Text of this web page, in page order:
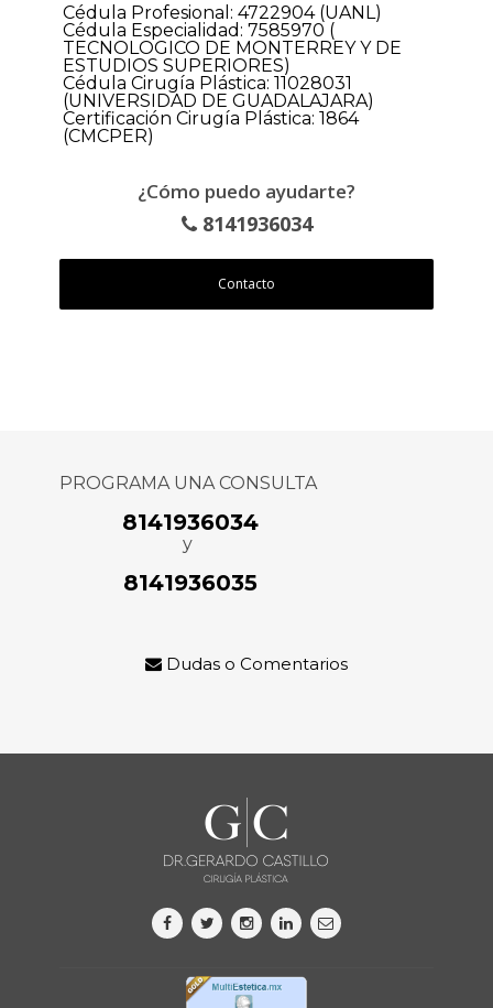
Cédula Profesional: 4722904 (UANL)
Cédula Especialidad: 7585970 (
TECNOLOGICO DE MONTERREY Y DE
ESTUDIOS SUPERIORES)
Cédula Cirugía Plástica: 11028031
(UNIVERSIDAD DE GUADALAJARA)
Certificación Cirugía Plástica: 1864
(CMCPER)
¿Cómo puedo ayudarte?
8141936034
Contacto
PROGRAMA UNA CONSULTA
8141936034
y
8141936035
Dudas o Comentarios